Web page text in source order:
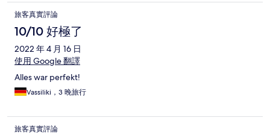
provided with a lovely welcome basket. Communication was
very good and my only complaint would be that we were
exhausted, advised of the time we would arrive, and had to wait
a half hour before someone gave us the key. We were proactive
in giving an arrival time, but as in life things may occur that make
someone late, so I cannot say that it will be an issue for guests in
restaurant 2 minutes up the road. I'd definitely recommend a
stay at this location.
旅客真實評論
10/10 好極了
2022 年 4 月 16 日
使用 Google 翻譯
Alles war perfekt!
Vassiliki，3 晚旅行
旅客真實評論